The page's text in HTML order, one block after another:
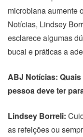
microbiana aumente
Notícias, Lindsey
esclarece algumas
bucal e práticas a
ABJ Notícias:
pessoa deve ter
Lindsey Borreli:
as refeições ou